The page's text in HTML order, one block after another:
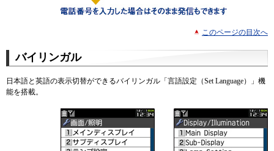
このページの目次へ
バイリンガル
日本語と英語の表示切替ができるバイリンガル「言語設定（Set Language）」機
能を搭載。